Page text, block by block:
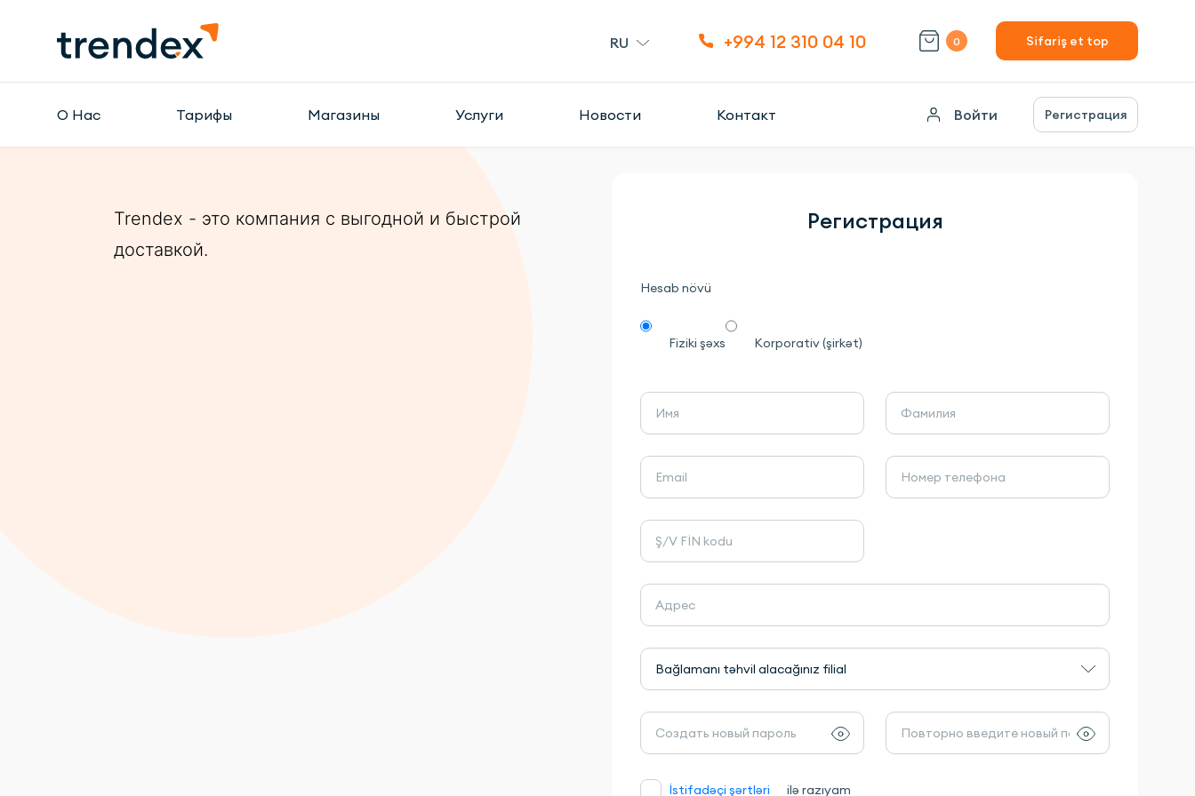
RU +994 12 310 04 10 0 Sifariş et top
О Нас Тарифы Магазины Услуги Новости Контакт Войти Регистрация
Trendex - это компания с выгодной и быстрой
доставкой.
Регистрация
Hesab növü
Fiziki şəxs Korporativ (şirkət)
Bağlamanı təhvil alacağınız filial
İstifadəçi şərtləri ilə razıyam